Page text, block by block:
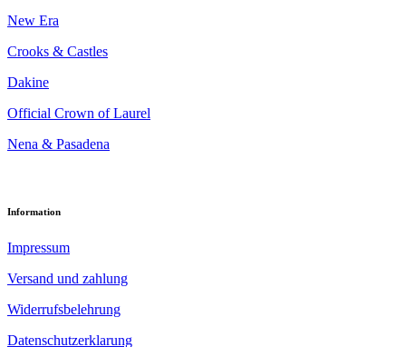
New Era
Crooks & Castles
Dakine
Official Crown of Laurel
Nena & Pasadena
Information
Impressum
Versand und zahlung
Widerrufsbelehrung
Datenschutzerklarung